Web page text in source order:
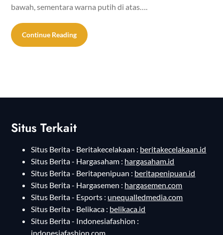
bawah, sementara warna putih di atas….
Continue Reading
Situs Terkait
Situs Berita - Beritakecelakaan : beritakecelakaan.id
Situs Berita - Hargasaham : hargasaham.id
Situs Berita - Beritapenipuan : beritapenipuan.id
Situs Berita - Hargasemen : hargasemen.com
Situs Berita - Esports : unequalledmedia.com
Situs Berita - Belikaca : belikaca.id
Situs Berita - Indonesiafashion :
indonesiafashion.com